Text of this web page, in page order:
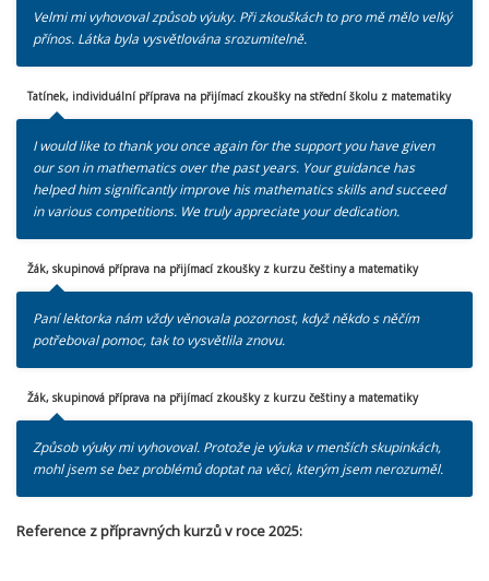
Velmi mi vyhovoval způsob výuky. Při zkouškách to pro mě mělo velký
přínos. Látka byla vysvětlována srozumitelně.
Tatínek, individuální příprava na přijímací zkoušky na střední školu z matematiky
I would like to thank you once again for the support you have given
our son in mathematics over the past years. Your guidance has
helped him significantly improve his mathematics skills and succeed
in various competitions. We truly appreciate your dedication.
Žák, skupinová příprava na přijímací zkoušky z kurzu češtiny a matematiky
Paní lektorka nám vždy věnovala pozornost, když někdo s něčím
potřeboval pomoc, tak to vysvětlila znovu.
Žák, skupinová příprava na přijímací zkoušky z kurzu češtiny a matematiky
Způsob výuky mi vyhovoval. Protože je výuka v menších skupinkách,
mohl jsem se bez problémů doptat na věci, kterým jsem nerozuměl.
Reference z přípravných kurzů v roce2025: